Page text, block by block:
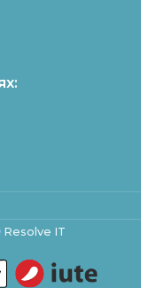
Resolve IT